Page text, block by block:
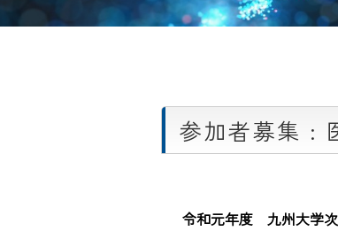
参加者募集 :
令和元年度 九州大学